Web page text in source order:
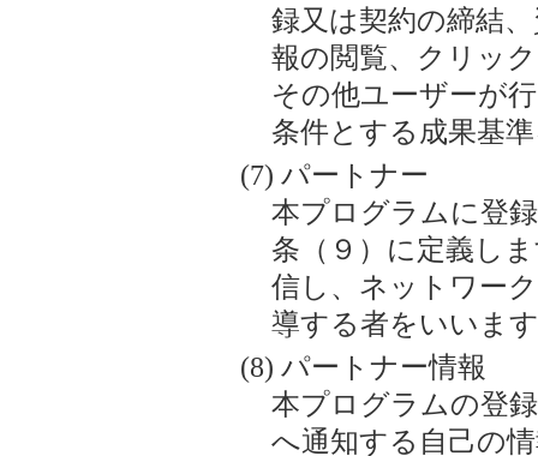
録又は契約の締結
報の閲覧、クリッ
その他ユーザーが
条件とする成果基
パートナー
本プログラムに登
条（９）に定義し
信し、ネットワー
導する者をいいま
パートナー情報
本プログラムの登
へ通知する自己の